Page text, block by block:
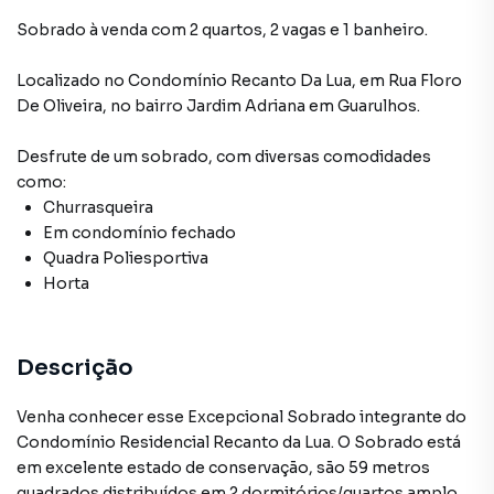
Sobrado à venda com 2 quartos, 2 vagas e 1 banheiro.
Localizado no Condomínio Recanto Da Lua, em Rua Floro
De Oliveira, no bairro Jardim Adriana em Guarulhos.
Desfrute de um sobrado, com diversas comodidades
como:
Churrasqueira
Em condomínio fechado
Quadra Poliesportiva
Horta
Descrição
Venha conhecer esse Excepcional Sobrado integrante do
Condomínio Residencial Recanto da Lua. O Sobrado está
em excelente estado de conservação, são 59 metros